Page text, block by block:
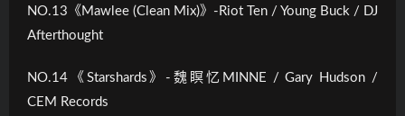
NO.13《Mawlee (Clean Mix)》-Riot Ten / Young Buck / DJ
Afterthought
NO.14《Starshards》-魏瞑忆MINNE / Gary Hudson /
CEM Records